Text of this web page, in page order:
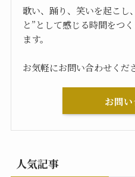
歌い、踊り、笑いを起こし
と”として感じる時間をつ
ます。
お気軽にお問い合わせくだ
お問
人気記事